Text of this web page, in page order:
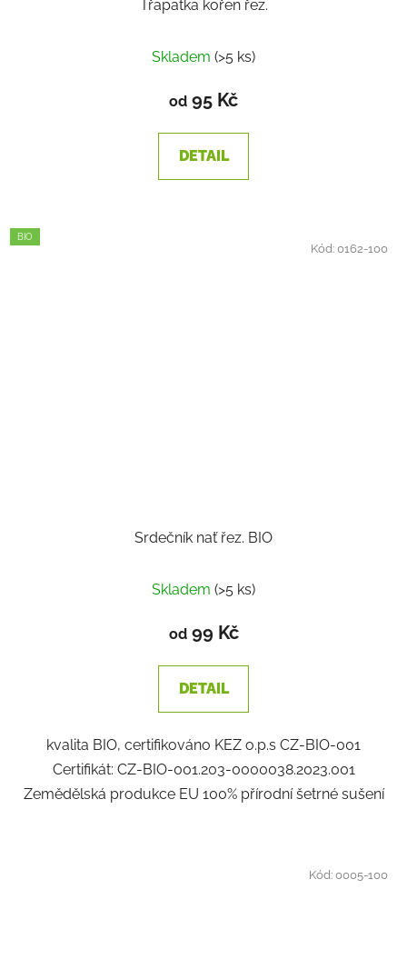
Třapatka kořen řez.
Skladem (>5 ks)
od 95 Kč
DETAIL
BIO
Srdečník nať řez. BIO
Skladem (>5 ks)
od99 Kč
DETAIL
kvalita BIO, certifikováno KEZ o.p.s CZ-BIO-001
Certifikát: CZ-BIO-001.203-0000038.2023.001
Zemědělská produkce EU 100% přírodní šetrné sušení
Kód:0162-100
Kód:0005-100